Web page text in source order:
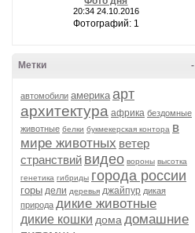
20:34 24.10.2016
Фотографий: 1
-
Метки
автомобили америка арт
архитектура африка бездомные
животные белки букмекерская контора в
мире животных ветер
странствий видео вороны высотка
генетика гибриды города россии
горы дели деревья джайпур дикая
природа дикие животные
дикие кошки дома домашние